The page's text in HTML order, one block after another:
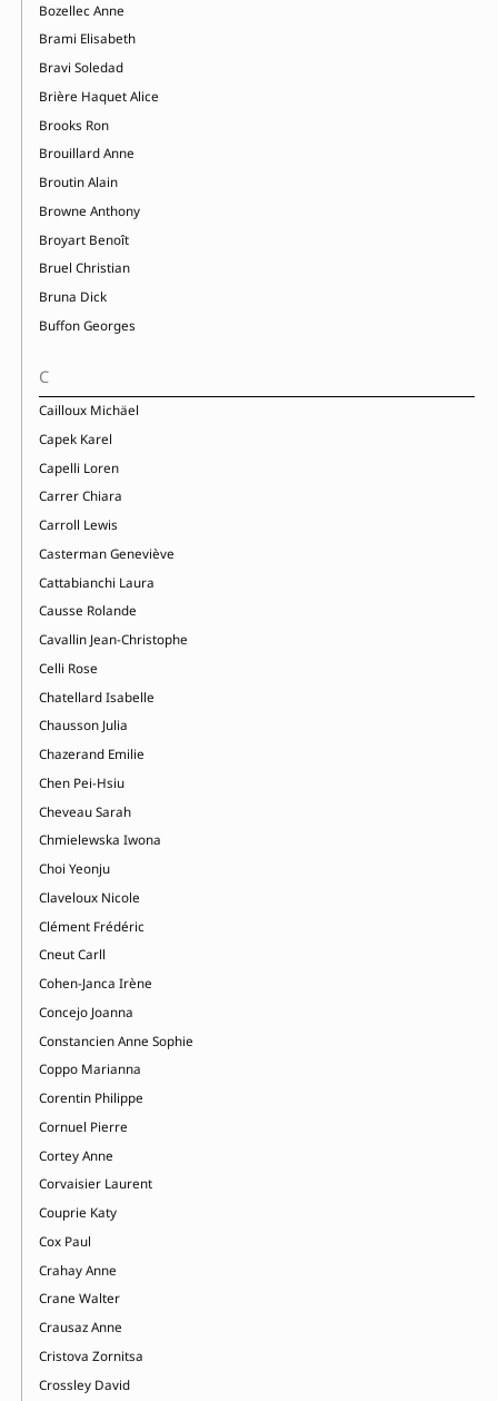
Bozellec Anne
Brami Elisabeth
Bravi Soledad
Brière Haquet Alice
Brooks Ron
Brouillard Anne
Broutin Alain
Browne Anthony
Broyart Benoît
Bruel Christian
Bruna Dick
Buffon Georges
C
Cailloux Michäel
Capek Karel
Capelli Loren
Carrer Chiara
Carroll Lewis
Casterman Geneviève
Cattabianchi Laura
Causse Rolande
Cavallin Jean-Christophe
Celli Rose
Chatellard Isabelle
Chausson Julia
Chazerand Emilie
Chen Pei-Hsiu
Cheveau Sarah
Chmielewska Iwona
Choi Yeonju
Claveloux Nicole
Clément Frédéric
Cneut Carll
Cohen-Janca Irène
Concejo Joanna
Constancien Anne Sophie
Coppo Marianna
Corentin Philippe
Cornuel Pierre
Cortey Anne
Corvaisier Laurent
Couprie Katy
Cox Paul
Crahay Anne
Crane Walter
Crausaz Anne
Cristova Zornitsa
Crossley David